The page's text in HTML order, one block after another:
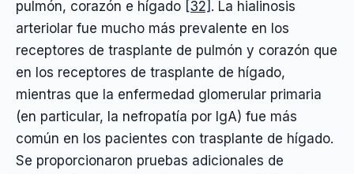
pulmón, corazón e hígado [32] . La hialinosis
arteriolar fue mucho más prevalente en los
receptores de trasplante de pulmón y corazón que
en los receptores de trasplante de hígado,
mientras que la enfermedad glomerular primaria
(en particular, la nefropatía por IgA) fue más
común en los pacientes con trasplante de hígado.
Se proporcionaron pruebas adicionales de